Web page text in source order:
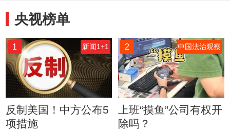
央视榜单
1 新闻1+1
反制美国！中方公布5
项措施
2 中国法治观察
上班“摸鱼”公司有权开
除吗？